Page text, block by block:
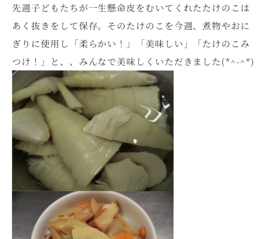
先週子どもたちが一生懸命皮をむいてくれたたけのこは
あく抜きをして保存。そのたけのこを今週、煮物やおに
ぎりに使用し「柔らかい！」「美味しい」「たけのこみ
つけ！」と、、みんなで美味しくいただきました(*^-^*)